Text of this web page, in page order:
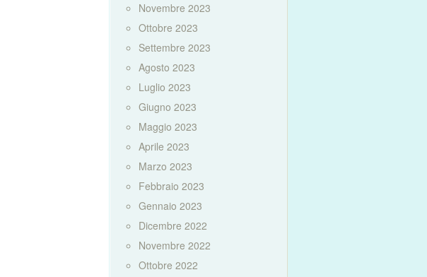
Novembre 2023
Ottobre 2023
Settembre 2023
Agosto 2023
Luglio 2023
Giugno 2023
Maggio 2023
Aprile 2023
Marzo 2023
Febbraio 2023
Gennaio 2023
Dicembre 2022
Novembre 2022
Ottobre 2022